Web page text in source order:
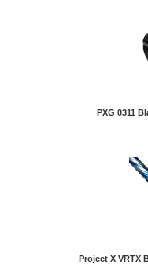
PXG 0311
Project X VRTX